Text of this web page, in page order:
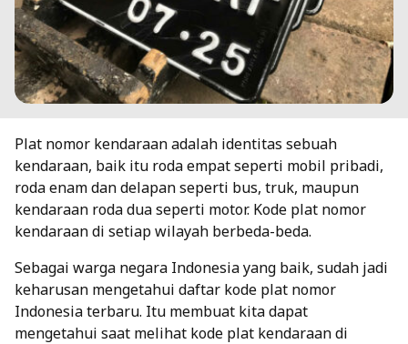
Plat nomor kendaraan adalah identitas sebuah
kendaraan, baik itu roda empat seperti mobil pribadi,
roda enam dan delapan seperti bus, truk, maupun
kendaraan roda dua seperti motor. Kode plat nomor
kendaraan di setiap wilayah berbeda-beda.
Sebagai warga negara Indonesia yang baik, sudah jadi
keharusan mengetahui daftar kode plat nomor
Indonesia terbaru. Itu membuat kita dapat
mengetahui saat melihat kode plat kendaraan di